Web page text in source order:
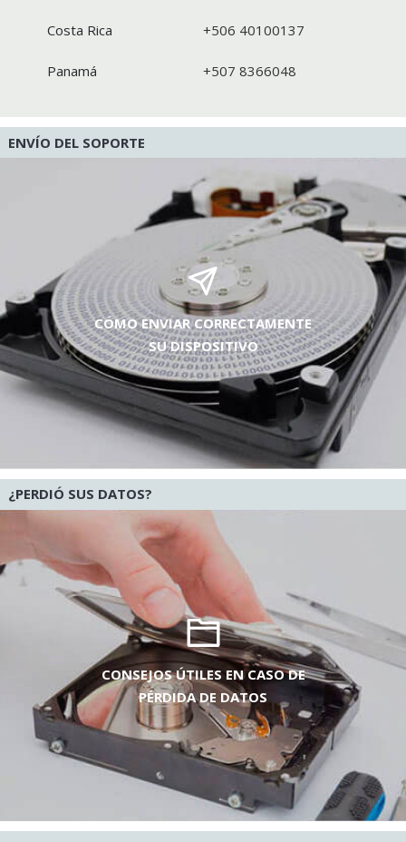
Costa Rica +506 40100137
Panamá +507 8366048
ENVÍO DEL SOPORTE
CÓMO ENVIAR CORRECTAMENTE
SU DISPOSITIVO
¿PERDIÓ SUS DATOS?
CONSEJOS ÚTILES EN CASO DE
PÉRDIDA DE DATOS